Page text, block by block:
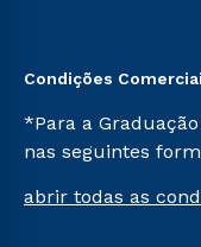
Condições
*Para a
nas seguintes
Já para as
abrir todas as